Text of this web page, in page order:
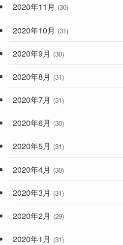
2020年11月 (30)
2020年10月 (31)
2020年9月 (30)
2020年8月 (31)
2020年7月 (31)
2020年6月 (30)
2020年5月 (31)
2020年4月 (30)
2020年3月 (31)
2020年2月 (29)
2020年1月 (31)